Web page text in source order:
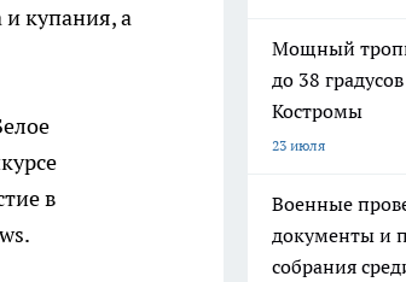
и купания, а
в
Мощный
до 38
Костромы
23 июля
Военные
документы и
собрания